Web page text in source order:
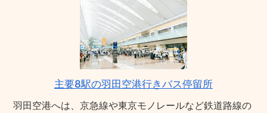
主要8駅の羽田空港行きバス停留所
羽田空港へは、京急線や東京モノレールなど鉄道路線の